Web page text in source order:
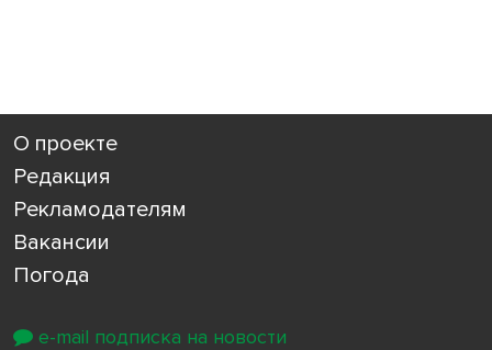
О проекте
Редакция
Рекламодателям
Вакансии
Погода
e-mail подписка на новости